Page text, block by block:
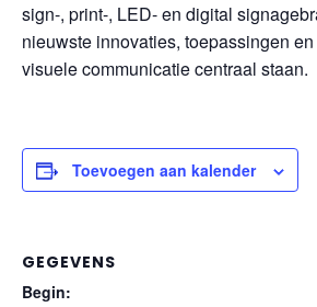
sign-, print-, LED- en digital
nieuwste innovaties, toepassingen
visuele communicatie centraal staan.
Toevoegen aan kalender
GEGEVENS
Begin: